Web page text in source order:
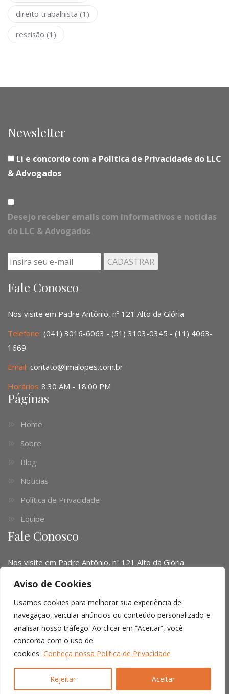
Aviso de Cookies
Usamos cookies para melhorar sua experiência de
navegação, veicular anúncios ou conteúdo personalizado e
analisar nosso tráfego. Ao clicar em “Aceitar”, você
concorda com o uso de
cookies. Conheça nossa Política de Privacidade
Rejeitar Aceitar
direito trabalhista (1)
rescisão (1)
Newsletter
Li e concordo com a Política de Privacidade do LLC
& Advogados
Desejo receber emails com informativos e notícias
do LLC & Advogados
Fale Conosco
Nos visite em Padre Antônio, nº 121 Alto da Glória
Telefone: (041) 3016-6063 - (51) 3103-0345 - (11) 4063-
1669
Email: contato@limalopes.com.br
Horários 8:30 AM - 18:00 PM
Páginas
Home
Sobre
Blog
Noticias
Política de Privacidade
Equipe
Fale Conosco
Nos visite em Padre Antônio, nº 121 Alto da Glória
Telefone: (041) 3016-6063 - (51) 3103-0345 - (11) 4063-
Email: contato@limalopes.com.br
8:30 AM - 18:00 PM
© Copyright 2026 | | All right reserved.